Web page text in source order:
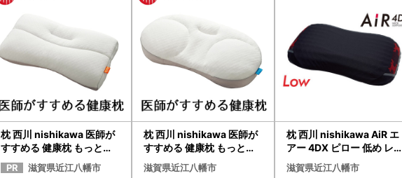
枕 西川 nishikawa 医師が
すすめる 健康枕 もっと肩
楽寝 高め P229W まくら
滋賀県近江八幡市
枕 西川 nishikawa 医師が
すすめる 健康枕 もっと横
楽寝 低め P258W まくら
滋賀県近江八幡市
枕 西川 nishikawa AiR エ
アー 4DX ピロー 低め レッ
ド【P294W】枕
滋賀県近江八幡市